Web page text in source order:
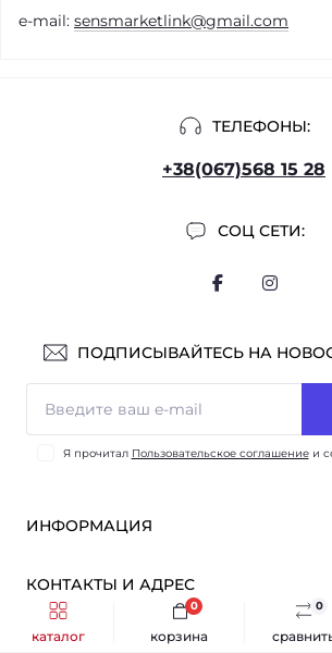
каталог
0
корзина
0
e-mail: sensmarketlink@gmail.com
ТЕЛЕФОНЫ:
+38(067)568 15 28
СОЦ СЕТИ:
ПОДПИСЫВАЙТЕСЬ НА
Я прочитал Пользовательское соглашениеи
ИНФОРМАЦИЯ
ОПТ
Партнёрам
О нас
КОНТАКТЫ И АДРЕС
м. Киев, ул. Викентия Хвойки, 21
МЕССЕНДЖЕРЫ